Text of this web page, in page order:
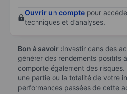
Ouvrir un compte pour
techniques et d’analyses.
Bon à savoir :Investir dans des
générer des rendements positifs
comporte également des
une partie ou la totalité de votre
performances passées de cette